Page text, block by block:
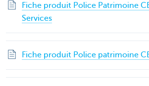
Fiche produit Police Patrimoine
Services
Fiche produit Police patrimoine